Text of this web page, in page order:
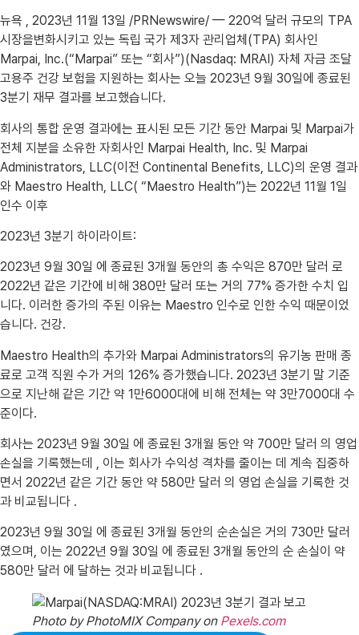
뉴욕 , 2023년 11월 13일 /PRNewswire/ — 220억 달러 규모의 TPA
시장을변화시키고 있는 독립 국가 제3자 관리업체(TPA) 회사인
Marpai, Inc.(“Marpai” 또는 “회사”)(Nasdaq: MRAI) 자체 자금 조달
고용주 건강 보험을 지원하는 회사는 오늘 2023년 9월 30일에 종료된
3분기 재무 결과를 보고했습니다.
회사의 통합 운영 결과에는 표시된 모든 기간 동안 Marpai 및 Marpai가
전체 지분을 소유한 자회사인 Marpai Health, Inc. 및 Marpai
Administrators, LLC(이전 Continental Benefits, LLC)의 운영 결과
와 Maestro Health, LLC( “Maestro Health”)는 2022년 11월 1일
인수 이후
2023년 3분기 하이라이트:
2023년 9월 30일 에 종료된 3개월 동안의 총 수익은 870만 달러 로
2022년 같은 기간에 비해 380만 달러 또는 거의 77% 증가한 수치 입
니다. 이러한 증가의 주된 이유는 Maestro 인수로 인한 수익 때문이었
습니다. 건강.
Maestro Health의 추가와 Marpai Administrators의 유기농 판매 종
료로 고객 직원 수가 거의 126% 증가했습니다. 2023년 3분기 말 기준
으로 지난해 같은 기간 약 1만6000대에 비해 전체는 약 3만7000대 수
준이다.
회사는 2023년 9월 30일 에 종료된 3개월 동안 약 700만 달러 의 영업
손실을 기록했는데 , 이는 회사가 수익성 격차를 줄이는 데 계속 집중하
면서 2022년 같은 기간 동안 약 580만 달러 의 영업 손실을 기록한 것
과 비교됩니다 .
2023년 9월 30일 에 종료된 3개월 동안의 순손실은 거의 730만 달러
였으며, 이는 2022년 9월 30일 에 종료된 3개월 동안의 순 손실이 약
580만 달러 에 달하는 것과 비교됩니다 .
Photo by PhotoMIX Company on Pexels.com